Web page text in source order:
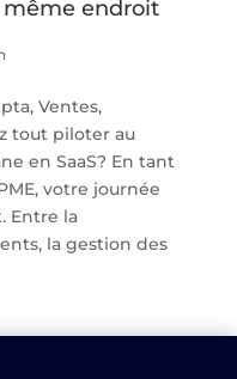
endroit
Ventes,
tout piloter au
en SaaS? En tant
votre journée
Entre la
la gestion des